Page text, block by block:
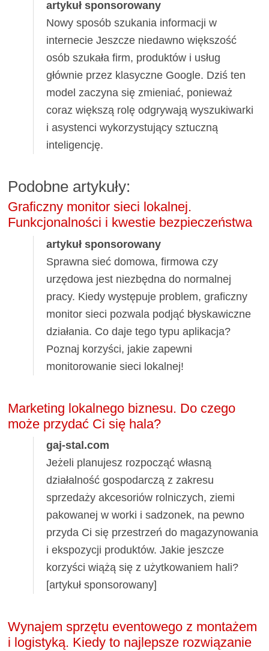
artykuł sponsorowany
Nowy sposób szukania informacji w
internecie Jeszcze niedawno większość
osób szukała firm, produktów i usług
głównie przez klasyczne Google. Dziś ten
model zaczyna się zmieniać, ponieważ
coraz większą rolę odgrywają wyszukiwarki
i asystenci wykorzystujący sztuczną
inteligencję.
Podobne artykuły:
Graficzny monitor sieci lokalnej.
Funkcjonalności i kwestie bezpieczeństwa
artykuł sponsorowany
Sprawna sieć domowa, firmowa czy
urzędowa jest niezbędna do normalnej
pracy. Kiedy występuje problem, graficzny
monitor sieci pozwala podjąć błyskawiczne
działania. Co daje tego typu aplikacja?
Poznaj korzyści, jakie zapewni
monitorowanie sieci lokalnej!
Marketing lokalnego biznesu. Do czego
może przydać Ci się hala?
gaj-stal.com
Jeżeli planujesz rozpocząć własną
działalność gospodarczą z zakresu
sprzedaży akcesoriów rolniczych, ziemi
pakowanej w worki i sadzonek, na pewno
przyda Ci się przestrzeń do magazynowania
i ekspozycji produktów. Jakie jeszcze
korzyści wiążą się z użytkowaniem hali?
[artykuł sponsorowany]
Wynajem sprzętu eventowego z montażem
i logistyką. Kiedy to najlepsze rozwiązanie